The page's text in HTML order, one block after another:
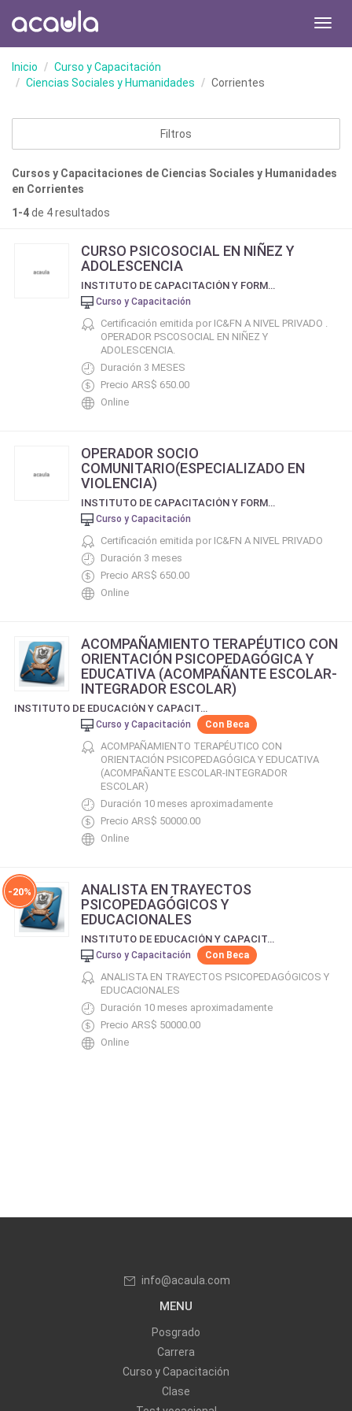
Inicio
Curso y Capacitación
Ciencias Sociales y Humanidades
Corrientes
Filtros
Cursos y Capacitaciones de Ciencias Sociales y Humanidades
en Corrientes
1-4de 4 resultados
CURSO PSICOSOCIAL EN NIÑEZ Y
ADOLESCENCIA
INSTITUTO DE CAPACITACIÓN Y FORMACIÓN NISSI
Curso y Capacitación
Certificación emitida por IC&FN A NIVEL PRIVADO .
OPERADOR PSCOSOCIAL EN NIÑEZ Y
ADOLESCENCIA.
Duración 3 MESES
Precio ARS$ 650.00
Online
OPERADOR SOCIO
COMUNITARIO(ESPECIALIZADO EN
VIOLENCIA)
INSTITUTO DE CAPACITACIÓN Y FORMACIÓN NISSI
Curso y Capacitación
Certificación emitida por IC&FN A NIVEL PRIVADO
Duración 3 meses
Precio ARS$ 650.00
Online
ACOMPAÑAMIENTO TERAPÉUTICO CON
ORIENTACIÓN PSICOPEDAGÓGICA Y
EDUCATIVA (ACOMPAÑANTE ESCOLAR-
INTEGRADOR ESCOLAR)
INSTITUTO DE EDUCACIÓN Y CAPACITACIÓN A DISTANCIA SAN MIGUEL ARCÁNGEL
Curso y Capacitación Con Beca
ACOMPAÑAMIENTO TERAPÉUTICO CON
ORIENTACIÓN PSICOPEDAGÓGICA Y EDUCATIVA
(ACOMPAÑANTE ESCOLAR-INTEGRADOR
ESCOLAR)
Duración 10 meses aproximadamente
Precio ARS$ 50000.00
Online
-20%
ANALISTA EN TRAYECTOS
PSICOPEDAGÓGICOS Y
EDUCACIONALES
INSTITUTO DE EDUCACIÓN Y CAPACITACIÓN A DISTANCIA SAN MIGUEL ARCÁNGEL
Curso y Capacitación Con Beca
ANALISTA EN TRAYECTOS PSICOPEDAGÓGICOS Y
EDUCACIONALES
Duración 10 meses aproximadamente
Precio ARS$ 50000.00
Online
info@acaula.com
MENU
Posgrado
Carrera
Curso y Capacitación
Clase